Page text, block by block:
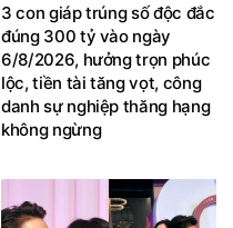
3 con giáp trúng số độc đắc
đúng 300 tỷ vào ngày
6/8/2026, hưởng trọn phúc
lộc, tiền tài tăng vọt, công
danh sự nghiệp thăng hạng
không ngừng